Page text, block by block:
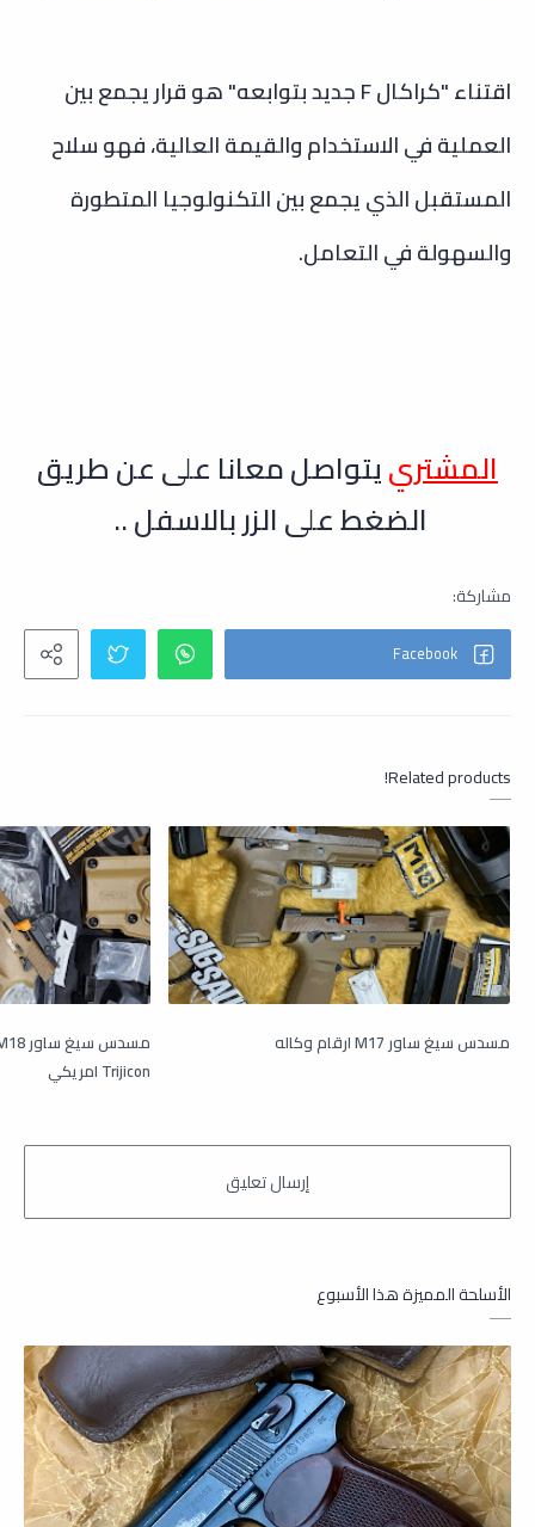
اقتناء "كراكال F جديد بتوابعه" هو قرار يجمع بين
العملية في الاستخدام والقيمة العالية، فهو سلاح
المستقبل الذي يجمع بين التكنولوجيا المتطورة
والسهولة في التعامل.
المشترييتواصل معانا على عن طريق
الضغط على الزر بالاسفل ..
Related products!
مسدس سيغ ساور M17 ارقام وكاله
Trijicon امريكي
الأسلحة المميزة هذا الأسبوع